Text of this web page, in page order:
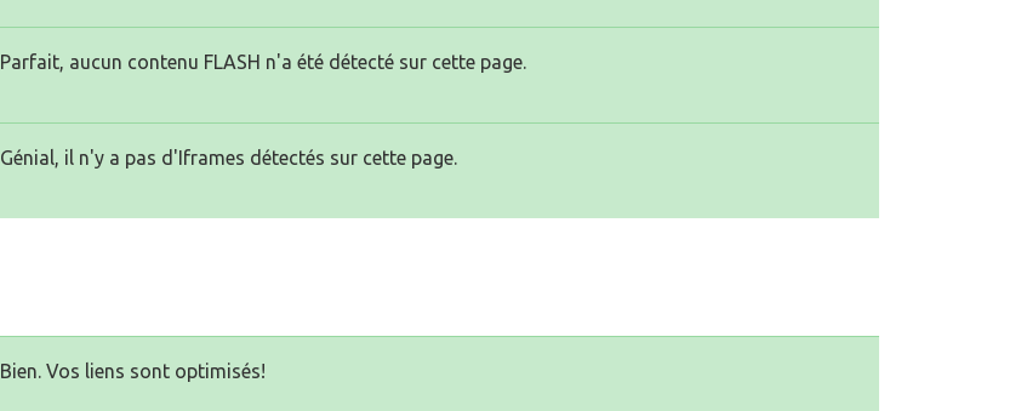
Parfait, aucun contenu FLASH n'a été détecté sur cette page.
Génial, il n'y a pas d'Iframes détectés sur cette page.
Bien. Vos liens sont optimisés!